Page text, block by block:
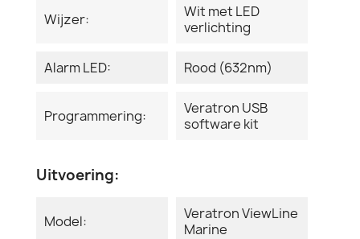
Wijzer:
Wit met LED
verlichting
Alarm LED: Rood (632nm)
Programmering:
Veratron USB
software kit
Uitvoering:
Model:
Veratron ViewLine
Marine